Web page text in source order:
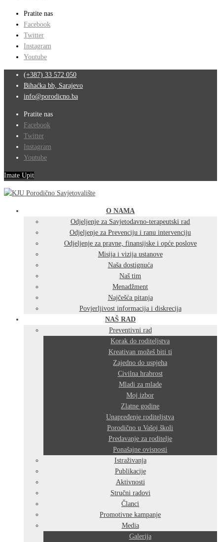
Pratite nas
Facebook
Twitter
Instagram
Youtube
(+387) 33 572 050
Bihaćka bb, Sarajevo
info@porodicno.ba
Pratite nas
Facebook
Twitter
Instagram
Youtube
Imate Upit
O NAMA
Odjeljenje za Savjetodavno-terapeutski rad
Odjeljenje za Prevenciju i ranu intervenciju
Odjeljenje za pravne, finansijske i opće poslove
Misija i vizija ustanove
Naša dostignuća
Naš tim
Menadžment
Najčešća pitanja
Povjerljivost informacija i diskrecija
NAŠ RAD
Preventivni rad
Korak do roditeljstva
Kreativan možeš biti ti
Zajedno do uspjeha
Civilna hrabrost
Mladi za mlade
Moj izbor
Zlatne godine
Unapređenje roditeljstva
Porodično u Vašoj školi
Predavanje za roditelje
Ponašajne ovisnosti
Istraživanja
Publikacije
Aktivnosti
Stručni radovi
Članci
Promotivne kampanje
Media
Galerija